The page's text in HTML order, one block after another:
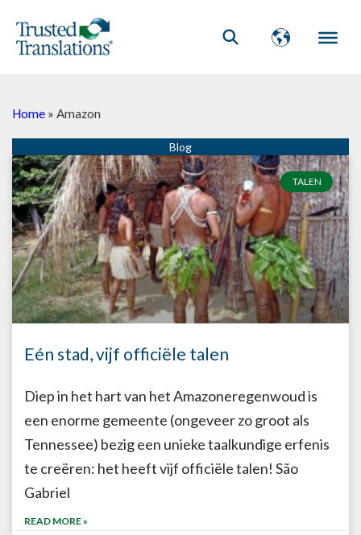
Home » Amazon
TALEN
Eén stad, vijf officiële talen
Diep in het hart van het Amazoneregenwoud is
een enorme gemeente (ongeveer zo groot als
Tennessee) bezig een unieke taalkundige erfenis
te creëren: het heeft vijf officiële talen! São
Gabriel
READ MORE »